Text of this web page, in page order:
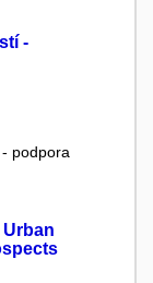
-
podpora